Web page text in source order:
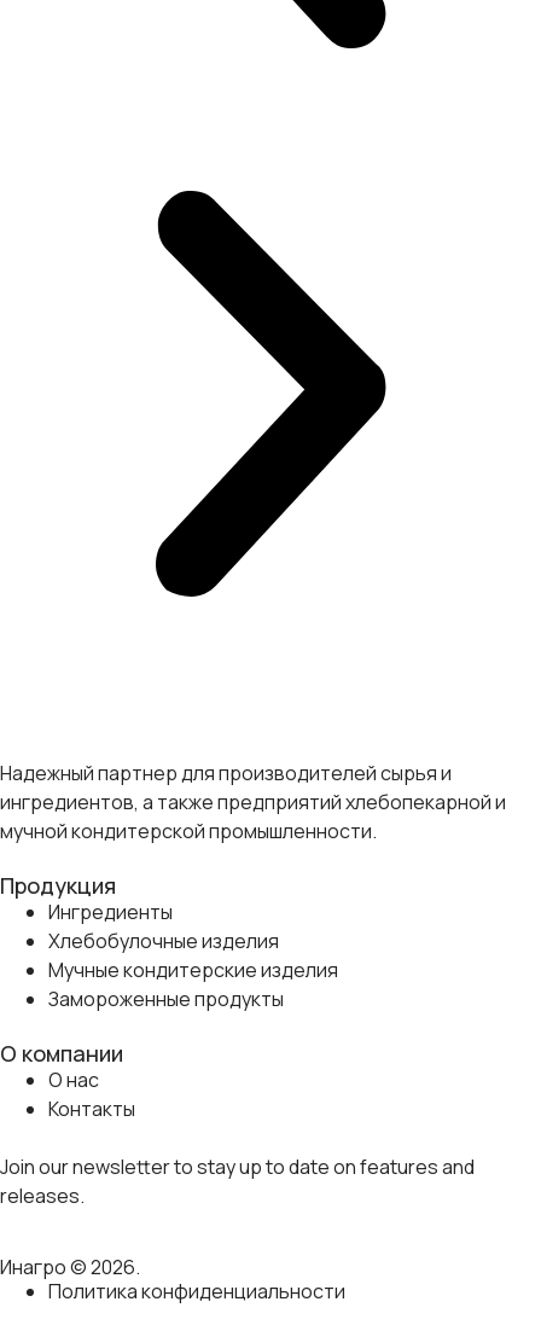
Надежный партнер для производителей сырья и
ингредиентов, а также предприятий хлебопекарной и
мучной кондитерской промышленности.
Продукция
Ингредиенты
Хлебобулочные изделия
Мучные кондитерские изделия
Замороженные продукты
О компании
О нас
Контакты
Join our newsletter to stay up to date on features and
releases.
Инагро © 2026.
Политика конфиденциальности